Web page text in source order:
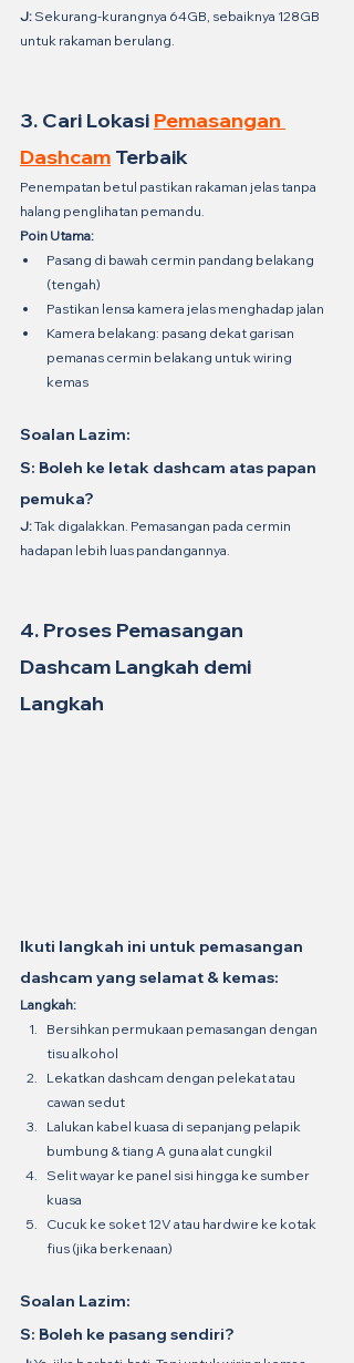
J: Sekurang-kurangnya 64GB, sebaiknya 128GB
untuk rakaman berulang.
3. Cari Lokasi Pemasangan
Dashcam Terbaik
Penempatan betul pastikan rakaman jelas tanpa
halang penglihatan pemandu.
Poin Utama:
Pasang di bawah cermin pandang belakang
(tengah)
Pastikan lensa kamera jelas menghadap jalan
Kamera belakang: pasang dekat garisan
pemanas cermin belakang untuk wiring
kemas
Soalan Lazim:
S: Boleh ke letak dashcam atas papan
pemuka?
J: Tak digalakkan. Pemasangan pada cermin
hadapan lebih luas pandangannya.
4. Proses Pemasangan
Dashcam Langkah demi
Langkah
Ikuti langkah ini untuk pemasangan
dashcam yang selamat & kemas:
Langkah:
Bersihkan permukaan pemasangan dengan
tisu alkohol
Lekatkan dashcam dengan pelekat atau
cawan sedut
Lalukan kabel kuasa di sepanjang pelapik
bumbung & tiang A guna alat cungkil
Selit wayar ke panel sisi hingga ke sumber
kuasa
Cucuk ke soket 12V atau hardwire ke kotak
fius (jika berkenaan)
Soalan Lazim:
S: Boleh ke pasang sendiri?